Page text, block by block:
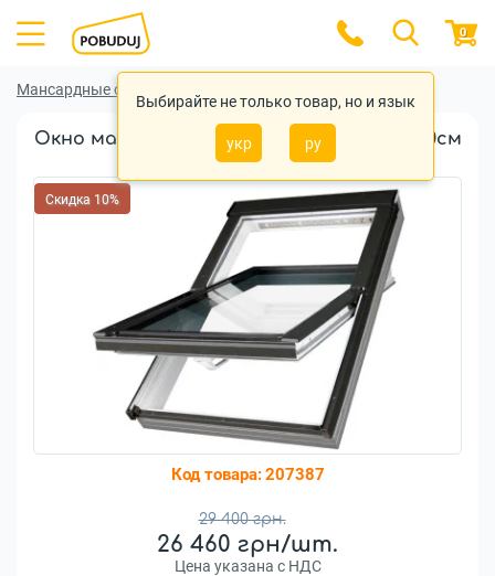
Выбирайте не только товар, но и язык
укр ру
0
Мансардные окна
Окно мансардное FAKRO PTP U3 07 78x140см
пластик
Скидка 10%
Код товара:207387
29 400 грн.
26 460 грн/шт.
Цена указана с НДС